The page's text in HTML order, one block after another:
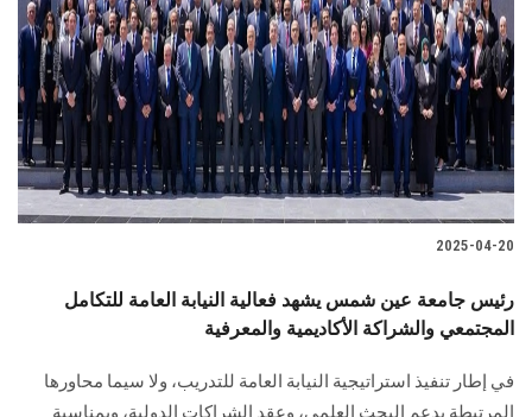
2025-04-20
رئيس جامعة عين شمس يشهد فعالية النيابة العامة للتكامل
المجتمعي والشراكة الأكاديمية والمعرفية
في إطار تنفيذ استراتيجية النيابة العامة للتدريب، ولا سيما محاورها
المرتبطة بدعم البحث العلمي، وعقد الشراكات الدولية، وبمناسبة